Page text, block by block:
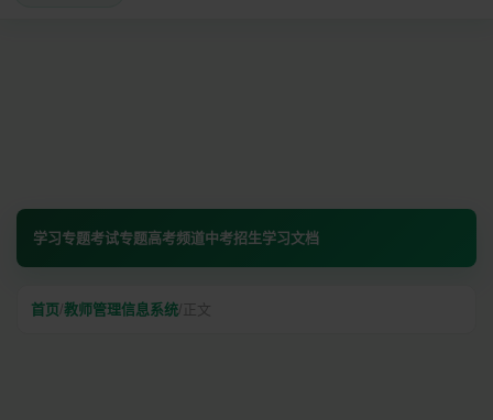
学习专题考试专题高考频道中考招生学习文档
首页/教师管理信息系统/ 正文